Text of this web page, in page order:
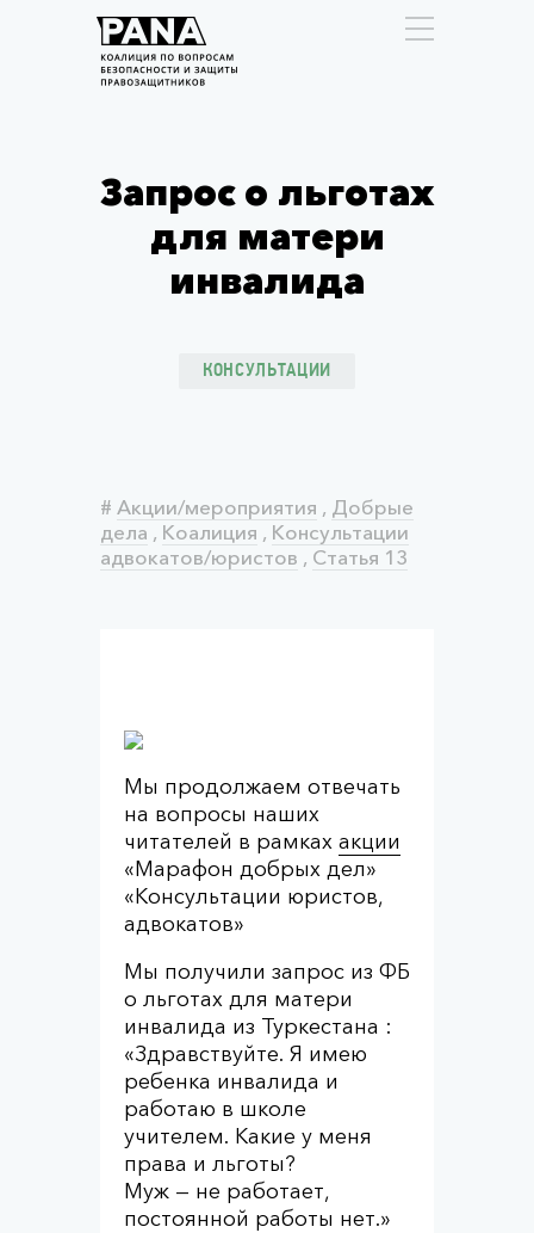
Запрос о льготах
для матери
инвалида
КОНСУЛЬТАЦИИ
# Акции/мероприятия , Добрые
дела , Коалиция , Консультации
адвокатов/юристов , Статья 13
Мы продолжаем отвечать
на вопросы наших
читателей в рамках акции
«Марафон добрых дел»
«Консультации юристов,
адвокатов»
Мы получили запрос из ФБ
о льготах для матери
инвалида из Туркестана :
«Здравствуйте. Я имею
ребенка инвалида и
работаю в школе
учителем. Какие у меня
права и льготы?
Муж — не работает,
постоянной работы нет.»